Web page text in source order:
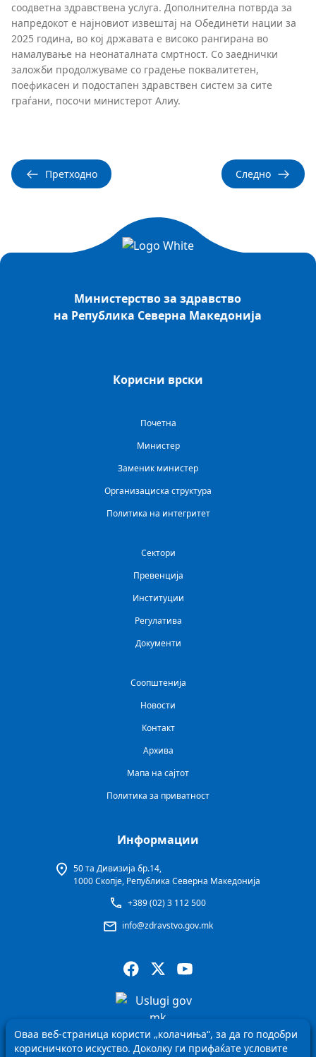
соодветна здравствена услуга. Дополнителна потврда за
напредокот е најновиот извештај на Обединети нации за
2025 година, во кој државата е високо рангирана во
намалување на неонаталната смртност. Со заеднички
заложби продолжуваме со градење поквалитетен,
поефикасен и подостапен здравствен систем за сите
граѓани, посочи министерот Алиу.
Претходно Следно
Министерство за здравство
на Република Северна Македонија
Корисни врски
Почетна
Министер
Заменик министер
Организациска структура
Политика на интегритет
Сектори
Превенција
Институции
Регулатива
Документи
Соопштенија
Новости
Контакт
Архива
Мапа на сајтот
Политика за приватност
Информации
50 та Дивизија бр.14,
1000 Скопје, Република Северна Македонија
+389 (02) 3 112 500
info@zdravstvo.gov.mk
Оваа веб-страница користи „колачиња“, за да го подобри
корисничкото искуство. Доколку ги прифаќате условите